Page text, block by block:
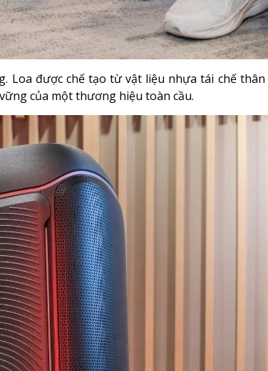
Loa được chế tạo từ vật liệu nhựa tái chế
của một thương hiệu toàn cầu.